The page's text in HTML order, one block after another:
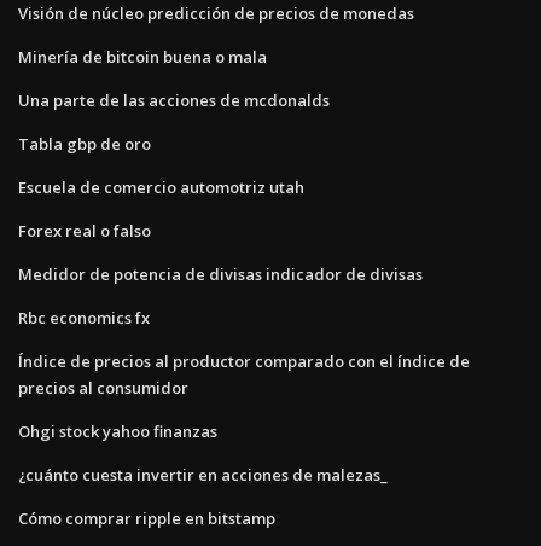
Visión de núcleo predicción de precios de monedas
Minería de bitcoin buena o mala
Una parte de las acciones de mcdonalds
Tabla gbp de oro
Escuela de comercio automotriz utah
Forex real o falso
Medidor de potencia de divisas indicador de divisas
Rbc economics fx
Índice de precios al productor comparado con el índice de
precios al consumidor
Ohgi stock yahoo finanzas
¿cuánto cuesta invertir en acciones de malezas_
Cómo comprar ripple en bitstamp